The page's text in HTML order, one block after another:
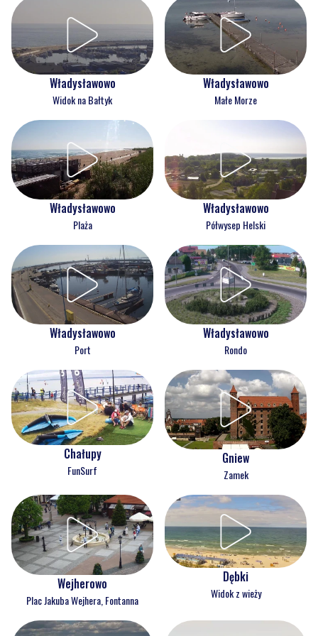
Władysławowo
Widok na Bałtyk
Władysławowo
Małe Morze
Władysławowo
Plaża
Władysławowo
Półwysep Helski
Władysławowo
Port
Władysławowo
Rondo
Chałupy
FunSurf
Gniew
Zamek
Wejherowo
Plac Jakuba Wejhera, Fontanna
Dębki
Widok z wieży